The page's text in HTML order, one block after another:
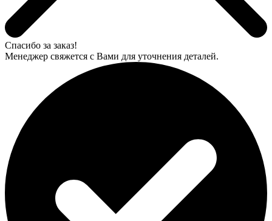
Спасибо за заказ!
Менеджер свяжется с Вами для уточнения деталей.